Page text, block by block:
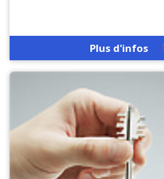
Plus d'infos